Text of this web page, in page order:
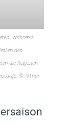
Während
den
die Regionen
© Arthur